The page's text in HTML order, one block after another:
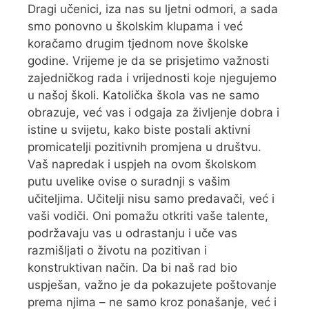
Dragi učenici, iza nas su ljetni odmori, a sada
smo ponovno u školskim klupama i već
koračamo drugim tjednom nove školske
godine. Vrijeme je da se prisjetimo važnosti
zajedničkog rada i vrijednosti koje njegujemo
u našoj školi. Katolička škola vas ne samo
obrazuje, već vas i odgaja za življenje dobra i
istine u svijetu, kako biste postali aktivni
promicatelji pozitivnih promjena u društvu.
Vaš napredak i uspjeh na ovom školskom
putu uvelike ovise o suradnji s vašim
učiteljima. Učitelji nisu samo predavači, već i
vaši vodiči. Oni pomažu otkriti vaše talente,
podržavaju vas u odrastanju i uče vas
razmišljati o životu na pozitivan i
konstruktivan način. Da bi naš rad bio
uspješan, važno je da pokazujete poštovanje
prema njima – ne samo kroz ponašanje, već i